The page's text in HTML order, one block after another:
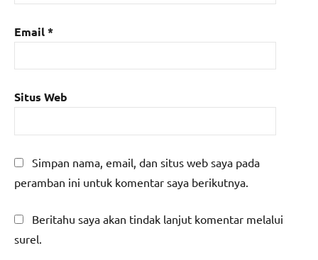
Email*
Situs Web
Simpan nama, email, dan situs web saya pada
peramban ini untuk komentar saya berikutnya.
Beritahu saya akan tindak lanjut komentar melalui
surel.